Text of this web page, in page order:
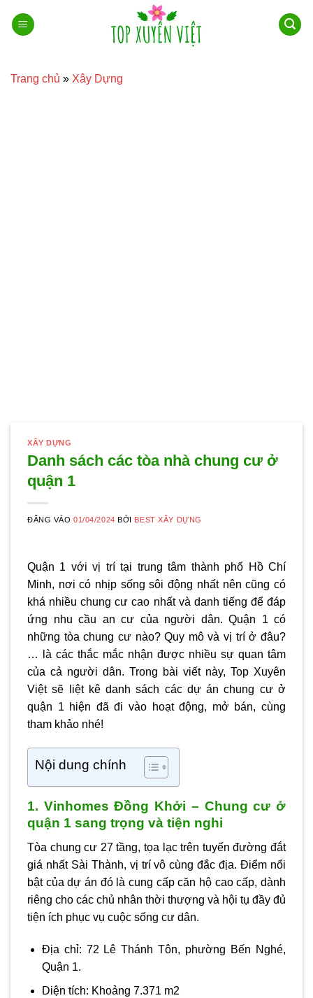
qua
Trang chủ » Xây Dựng
XÂY DỰNG
Danh sách các tòa nhà chung cư ở
quận 1
ĐĂNG VÀO01/04/2024 BỞI BEST XÂY DỰNG
Quận 1 với vị trí tại trung tâm thành phố Hồ Chí
Minh, nơi có nhịp sống sôi động nhất nên cũng có
khá nhiều chung cư cao nhất và danh tiếng để đáp
ứng nhu cầu an cư của người dân. Quận 1 có
những tòa chung cư nào? Quy mô và vị trí ở đâu?
… là các thắc mắc nhận được nhiều sự quan tâm
của cả người dân. Trong bài viết này, Top Xuyên
Việtsẽ liệt kê danh sách các dự ánchung cư ở
quận 1 hiện đã đi vào hoạt động, mở bán, cùng
tham khảo nhé!
Nội dung chính
1. Vinhomes Đồng Khởi – Chung cư ở
quận 1 sang trọng và tiện nghi
Tòa chung cư 27 tầng, tọa lạc trên tuyến đường đắt
giá nhất Sài Thành, vị trí vô cùng đắc địa. Điểm nổi
bật của dự án đó là cung cấp căn hộ cao cấp, dành
riêng cho các chủ nhân thời thượng và hội tụ đầy đủ
tiện ích phục vụ cuộc sống cư dân.
Địa chỉ: 72 Lê Thánh Tôn, phường Bến Nghé,
Quận 1.
Diện tích: Khoảng 7.371 m2